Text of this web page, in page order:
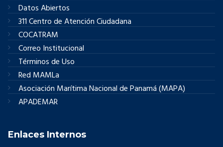
Datos Abiertos
311 Centro de Atención Ciudadana
COCATRAM
Correo Institucional
Términos de Uso
Red MAMLa
Asociación Marítima Nacional de Panamá (MAPA)
APADEMAR
Enlaces Internos